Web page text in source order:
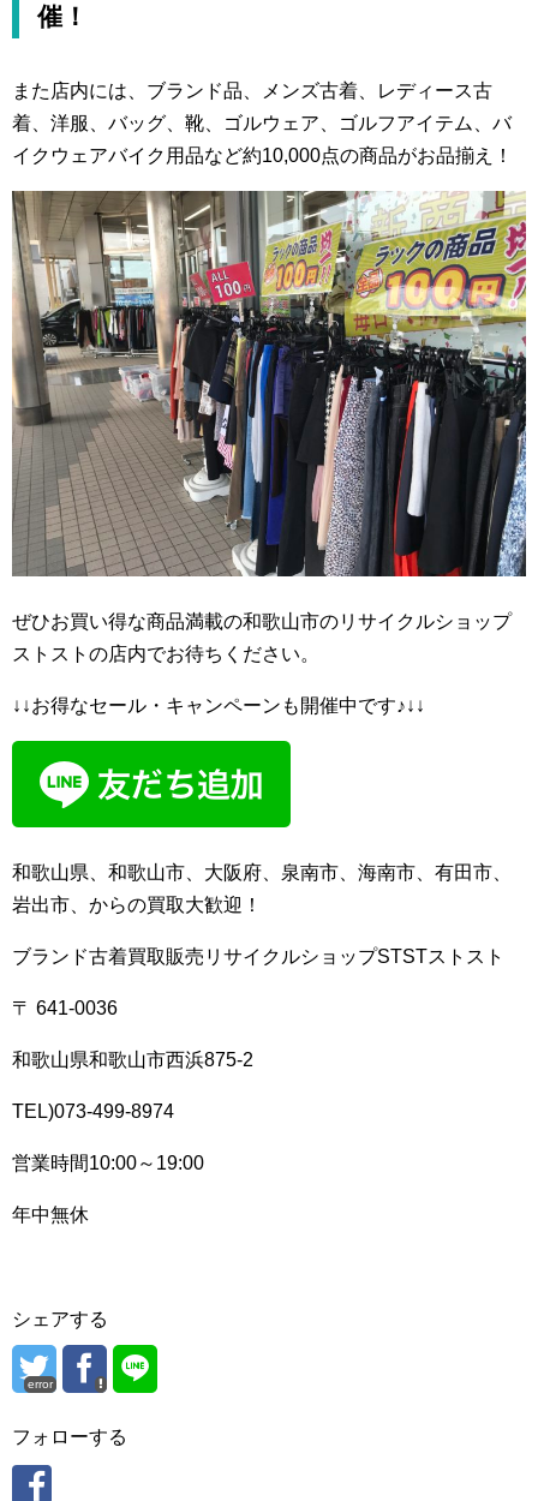
催！
また店内には、ブランド品、メンズ古着、レディース古
着、洋服、バッグ、靴、ゴルウェア、ゴルフアイテム、バ
イクウェアバイク用品など約10,000点の商品がお品揃え！
ぜひお買い得な商品満載の和歌山市のリサイクルショップ
ストストの店内でお待ちください。
↓↓お得なセール・キャンペーンも開催中です♪↓↓
和歌山県、和歌山市、大阪府、泉南市、海南市、有田市、
岩出市、からの買取大歓迎！
ブランド古着買取販売リサイクルショップSTSTストスト
〒 641-0036
和歌山県和歌山市西浜875-2
TEL)073-499-8974
営業時間10:00～19:00
年中無休
シェアする
error
フォローする